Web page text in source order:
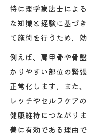
特に理学療法士によ
な知識と経験に基づ
て施術を行うため、
例えば、肩甲骨や骨
かりやすい部位の緊
正常化します。また
レッチやセルフケア
健康維持につながり
善に有効である理由で